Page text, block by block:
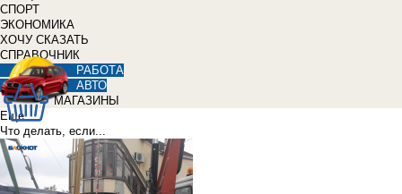
СПОРТ
ЭКОНОМИКА
ХОЧУ СКАЗАТЬ
СПРАВОЧНИК
РАБОТА
АВТО
МАГАЗИНЫ
Еще
Что делать, если...